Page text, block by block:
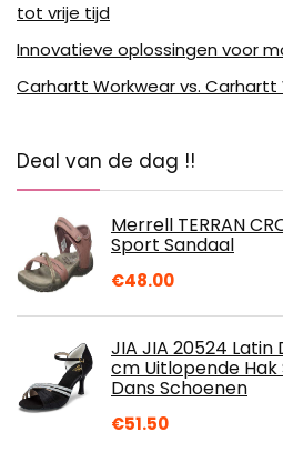
tot vrije tijd
Innovatieve oplossingen voor
Carhartt Workwear vs. Carhartt
Deal van de dag !!
Merrell TERRAN
Sport Sandaal
€48.00
JIA JIA 20524 Latin
cm Uitlopende Hak
Dans Schoenen
€51.50